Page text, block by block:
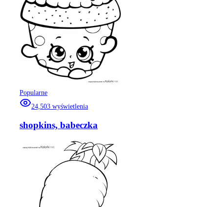
Popularne
24,503 wyświetlenia
shopkins, babeczka